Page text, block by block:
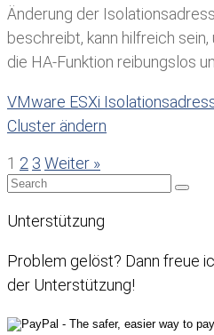
Änderung der
beschreibt, kann hilfreich
die HA-Funktion reibungslos
VMware ESXi
Cluster ändern
1 2 3 Weiter »
Unterstützung
Problem gelöst? Dann freue
der Unterstützung!